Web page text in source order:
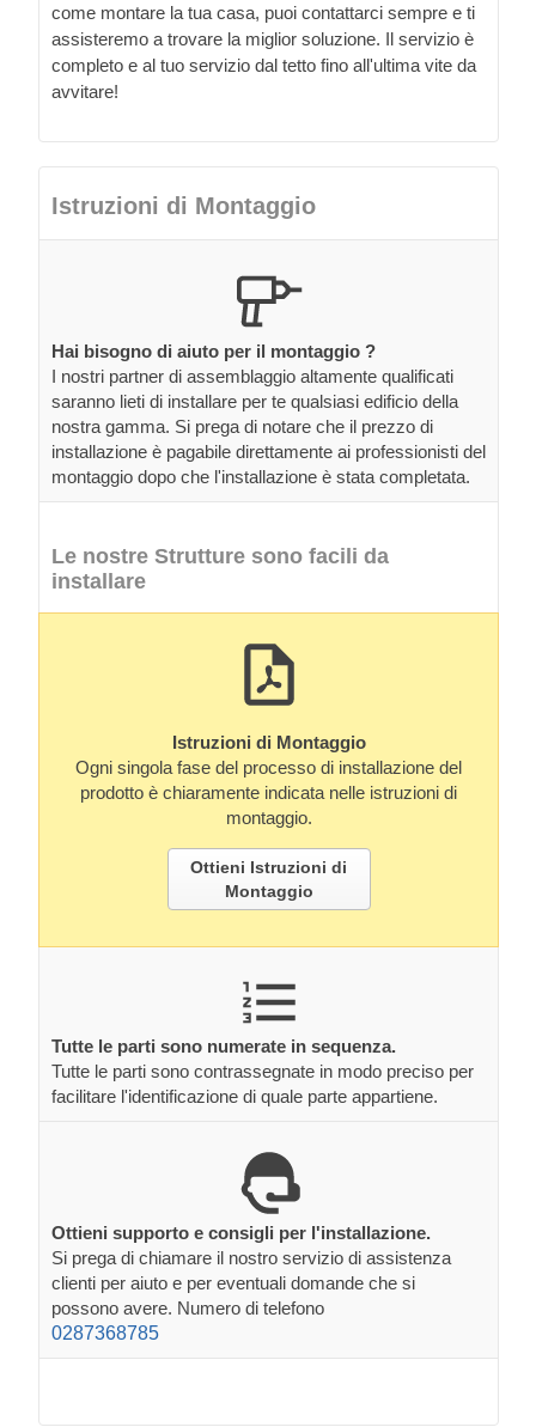
come montare la tua casa, puoi contattarci sempre e ti
assisteremo a trovare la miglior soluzione. Il servizio è
completo e al tuo servizio dal tetto fino all'ultima vite da
avvitare!
Istruzioni di Montaggio
Hai bisogno di aiuto per il montaggio ?
I nostri partner di assemblaggio altamente qualificati
saranno lieti di installare per te qualsiasi edificio della
nostra gamma. Si prega di notare che il prezzo di
installazione è pagabile direttamente ai professionisti del
montaggio dopo che l'installazione è stata completata.
Le nostre Strutture sono facili da
installare
Istruzioni di Montaggio
Ogni singola fase del processo di installazione del
prodotto è chiaramente indicata nelle istruzioni di
montaggio.
Ottieni Istruzioni di
Montaggio
Tutte le parti sono numerate in sequenza.
Tutte le parti sono contrassegnate in modo preciso per
facilitare l'identificazione di quale parte appartiene.
Ottieni supporto e consigli per l'installazione.
Si prega di chiamare il nostro servizio di assistenza
clienti per aiuto e per eventuali domande che si
possono avere. Numero di telefono
0287368785